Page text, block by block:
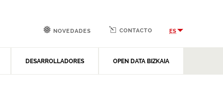
DESARROLLADORES OPEN DATA BIZKAIA
NOVEDADES CONTACTO ES